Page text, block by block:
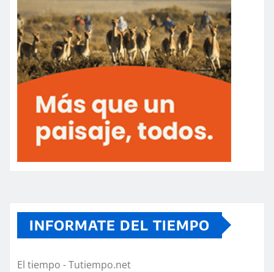
INFORMATE DEL TIEMPO
El tiempo - Tutiempo.net